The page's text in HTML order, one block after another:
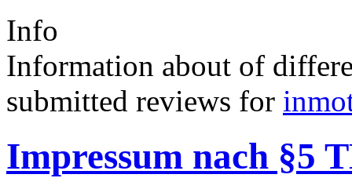
Info
Information about of
submitted reviews for
Impressum nach §5